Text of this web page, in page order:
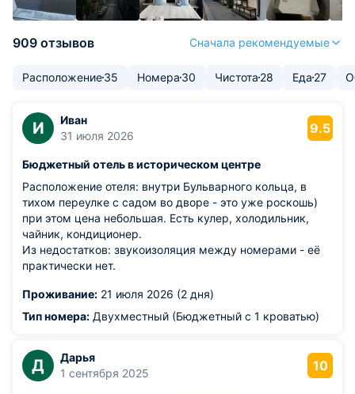
909 отзывов Сначала рекомендуемые
Расположение35 Номера 30 Чистота 28 Еда 27
И
Иван
31 июля 2026
9.5
Бюджетный отель в историческом центре
Расположение отеля: внутри Бульварного кольца, в
тихом переулке с садом во дворе - это уже роскошь)
при этом цена небольшая. Есть кулер, холодильник,
чайник, кондиционер.
Из недостатков: звукоизоляция между номерами - её
практически нет.
Проживание: 21 июля 2026 (2 дня)
Тип номера: Двухместный (Бюджетный с 1 кроватью)
Д
Дарья
1 сентября 2025
10